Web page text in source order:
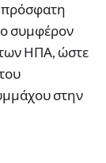
πρόσφατη
συμφέρον
των ΗΠΑ, ώστε
στην